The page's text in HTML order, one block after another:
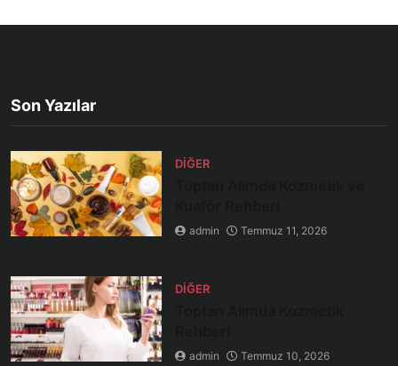
Son Yazılar
DIĞER
admin Temmuz 11, 2026
DIĞER
admin Temmuz 10, 2026